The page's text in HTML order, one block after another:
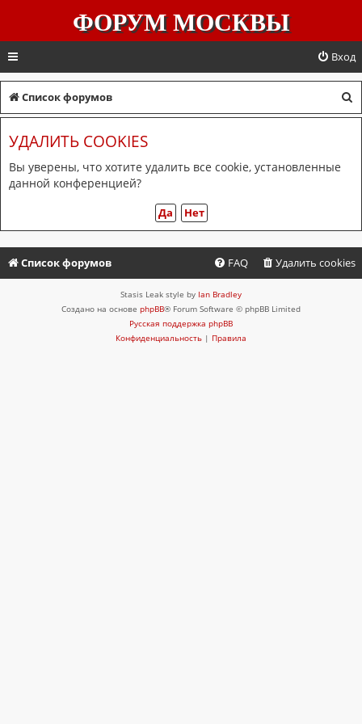
ФОРУМ МОСКВЫ
Вход
Список форумов
о
УДАЛИТЬ COOKIES
Вы уверены, что хотите удалить все cookie, установленные
данной конференцией?
Список форумов Удалить cookies
FAQ
Stasis Leak style by Ian Bradley
Создано на основе phpBB® Forum Software © phpBB Limited
Русская поддержка phpBB
Конфиденциальность | Правила